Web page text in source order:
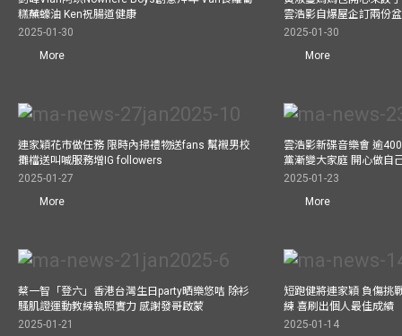
糕蘸蠔油 Ken祝腸道健康
2025-01-30
More
雲浩影自爆屋企訂兩份
2025-01-30
More
連家穎花市做任務 限時內掃禮物送fans 幫襯男校
攤檔送叫喊服務增IG followers
2025-01-27
More
雲浩影新碟音樂會 逾
黨漸變大家庭 開心做自
2025-01-23
More
蔡一智「登六」香港台灣生日party晒樂悠咭 除衫
騷肌證運動教練執照實力 感謝發哥啟蒙
2025-01-21
短跑健將連家穎 負傷挑
練 喜刷出個人最佳成績
2025-01-14